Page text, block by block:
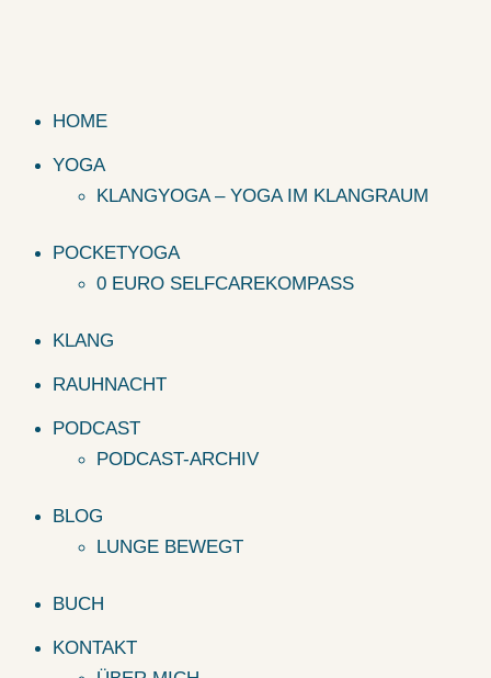
HOME
YOGA
KLANGYOGA – YOGA IM KLANGRAUM
POCKETYOGA
0 EURO SELFCAREKOMPASS
KLANG
RAUHNACHT
PODCAST
PODCAST-ARCHIV
BLOG
LUNGE BEWEGT
BUCH
KONTAKT